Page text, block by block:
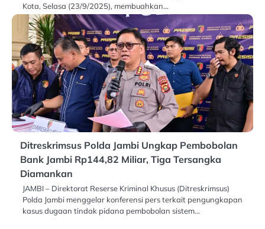
Kota, Selasa (23/9/2025), membuahkan…
Ditreskrimsus Polda Jambi Ungkap Pembobolan
Bank Jambi Rp144,82 Miliar, Tiga Tersangka
Diamankan
JAMBI – Direktorat Reserse Kriminal Khusus (Ditreskrimsus)
Polda Jambi menggelar konferensi pers terkait pengungkapan
kasus dugaan tindak pidana pembobolan sistem…